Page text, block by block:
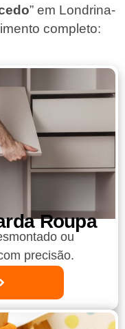
” em Londrina-
completo:
Roupa​
ou
precisão.